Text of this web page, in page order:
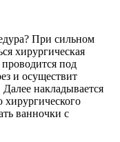
При сильном
хирургическая
под
и осуществит
накладывается
хирургического
ванночки с